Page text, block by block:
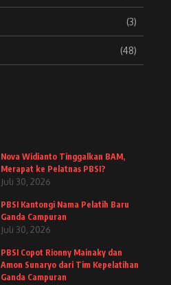
(3)
(48)
Nova Widianto Tinggalkan BAM,
Merapat ke Pelatnas PBSI?
Juli 30, 2026
PBSI Kantongi Nama Pelatih Baru
Ganda Campuran
Juli 30, 2026
PBSI Copot Rionny Mainaky dan
Amon Sunaryo dari Tim Kepelatihan
Ganda Campuran